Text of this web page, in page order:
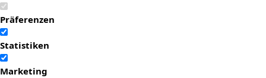
Präferenzen
Statistiken
Marketing